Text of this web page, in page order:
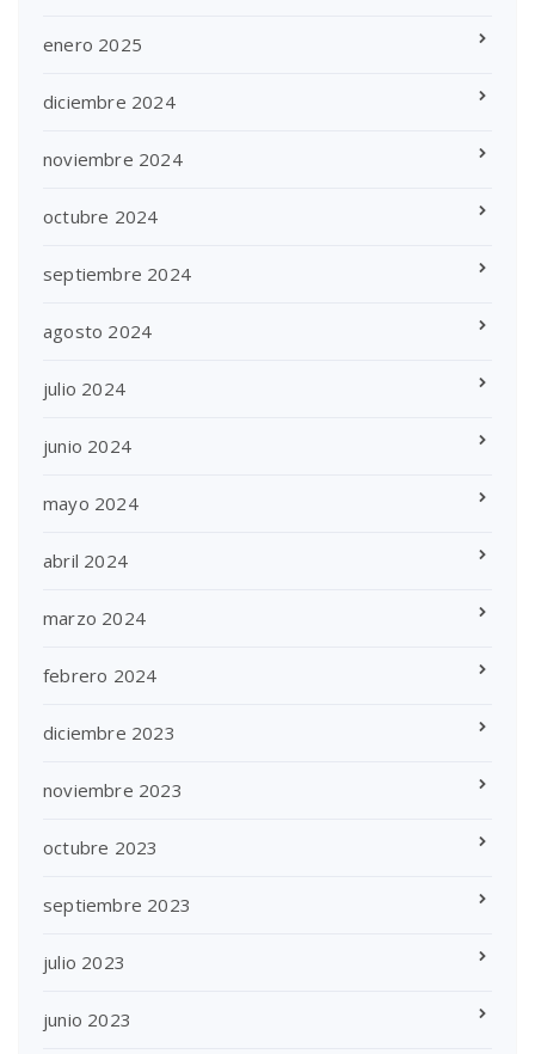
enero 2025
diciembre 2024
noviembre 2024
octubre 2024
septiembre 2024
agosto 2024
julio 2024
junio 2024
mayo 2024
abril 2024
marzo 2024
febrero 2024
diciembre 2023
noviembre 2023
octubre 2023
septiembre 2023
julio 2023
junio 2023